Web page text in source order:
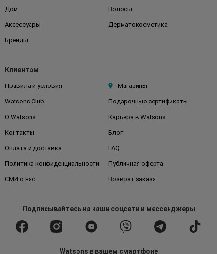
Дом Волосы
Аксессуары Дерматокосметика
Бренды
Клиентам
Правила и условия Магазины
Watsons Club Подарочные сертификаты
О Watsons Карьера в Watsons
Контакты Блог
Оплата и доставка FAQ
Политика конфиденциальности Публичная оферта
СМИ о нас Возврат заказа
Подписывайтесьна наши соцсети и мессенджеры
Watsons в вашем смартфоне